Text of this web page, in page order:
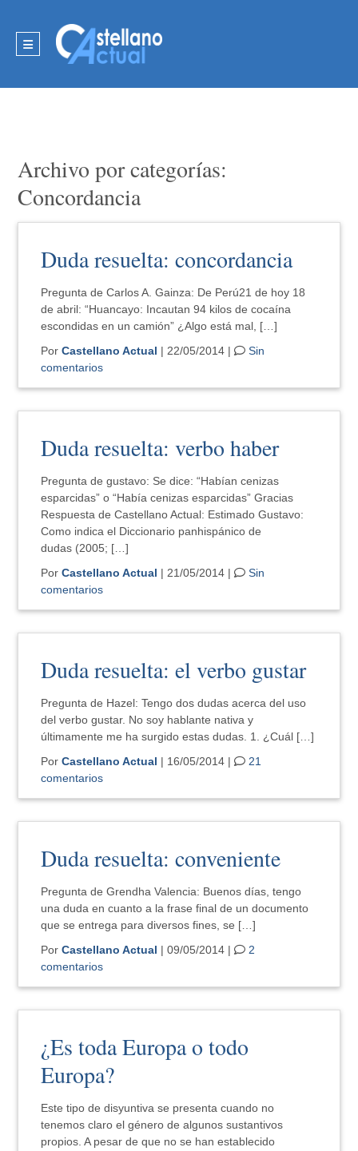
Archivo por categorías:
Concordancia
Duda resuelta: concordancia
Pregunta de Carlos A. Gainza: De Perú21 de hoy 18
de abril: “Huancayo: Incautan 94 kilos de cocaína
escondidas en un camión” ¿Algo está mal, […]
PorCastellano Actual | 22/05/2014 |
Sin
comentarios
Duda resuelta: verbo haber
Pregunta de gustavo: Se dice: “Habían cenizas
esparcidas” o “Había cenizas esparcidas” Gracias
Respuesta de Castellano Actual: Estimado Gustavo:
Como indica el Diccionario panhispánico de
dudas (2005; […]
PorCastellano Actual | 21/05/2014 |
Sin
comentarios
Duda resuelta: el verbo gustar
Pregunta de Hazel: Tengo dos dudas acerca del uso
del verbo gustar. No soy hablante nativa y
últimamente me ha surgido estas dudas. 1. ¿Cuál […]
PorCastellano Actual | 16/05/2014 |
21
comentarios
Duda resuelta: conveniente
Pregunta de Grendha Valencia: Buenos días, tengo
una duda en cuanto a la frase final de un documento
que se entrega para diversos fines, se […]
PorCastellano Actual | 09/05/2014 |
2
comentarios
¿Es toda Europa o todo
Europa?
Este tipo de disyuntiva se presenta cuando no
tenemos claro el género de algunos sustantivos
propios. A pesar de que no se han establecido